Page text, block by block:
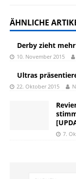
ÄHNLICHE
Derby zieht
10. November 2015
Ultras
22. Oktober 2015
7.